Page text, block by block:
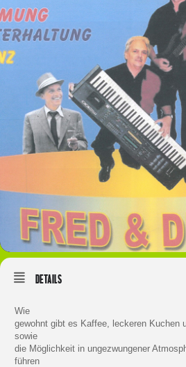
Details
Wie
gewohnt gibt es Kaffee, leckeren Kuchen
sowie
die Möglichkeit in ungezwungener
führen